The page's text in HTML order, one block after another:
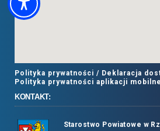
Polityka prywatności / Deklaracja
Polityka prywatności aplikacji
KONTAKT:
Starostwo Powiatowe w